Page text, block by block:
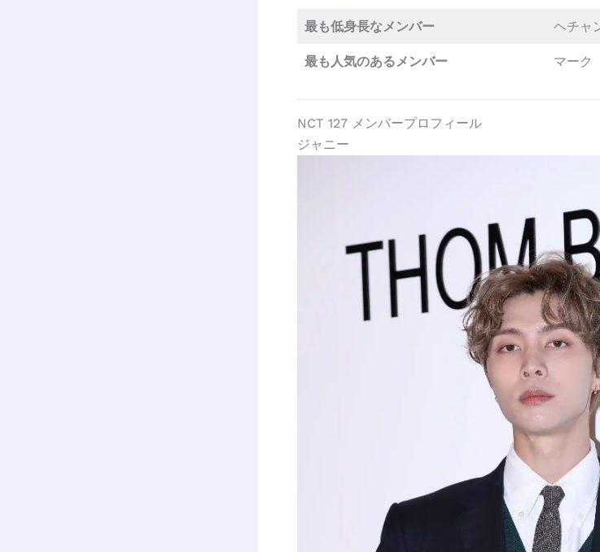
最も低身長なメンバー ヘチャ
最も人気のあるメンバー マーク
NCT 127 メンバープロフィール
ジャニー